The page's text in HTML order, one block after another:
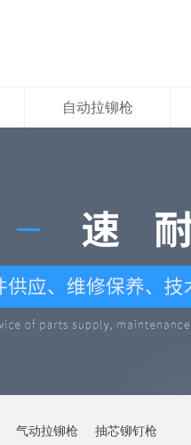
自动拉铆枪
气动拉铆枪 抽芯铆钉枪